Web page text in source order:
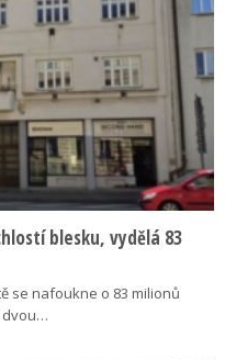
blesku, vydělá 83
se nafoukne o 83 milionů
dvou…